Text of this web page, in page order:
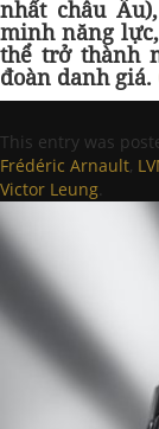
nhất châu
minh năng
thể trở thành
đoàn danh giá.
This entry was
Frédéric Arnault,
Victor Leung.